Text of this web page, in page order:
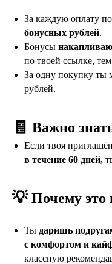
За каждую оплату
бонусных рублей.
Бонусы
по твоей ссылке,
За одну покупку ты
рублей.
🧾 Важно
Если твоя
в течение 60 дней,
💡Почему это
Ты даришь
с комфортом и
классную